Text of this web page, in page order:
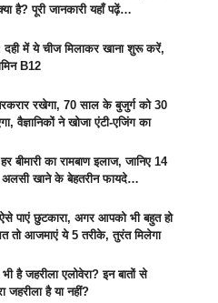
है? पूरी जानकारी यहाँ पढ़ें…
में ये चीज मिलाकर खाना शुरू करें,
B12
रखेगा, 70 साल के बुजुर्ग को 30
वैज्ञानिकों ने खोजा एंटी-एजिंग का
बीमारी का रामबाण इलाज, जानिए 14
अलसी खाने के बेहतरीन फायदे…
पाएं छुटकारा, अगर आपको भी बहुत हो
तो आजमाएं ये 5 तरीके, तुरंत मिलेगा
है जहरीला एलोवेरा? इन बातों से
जहरीला है या नहीं?